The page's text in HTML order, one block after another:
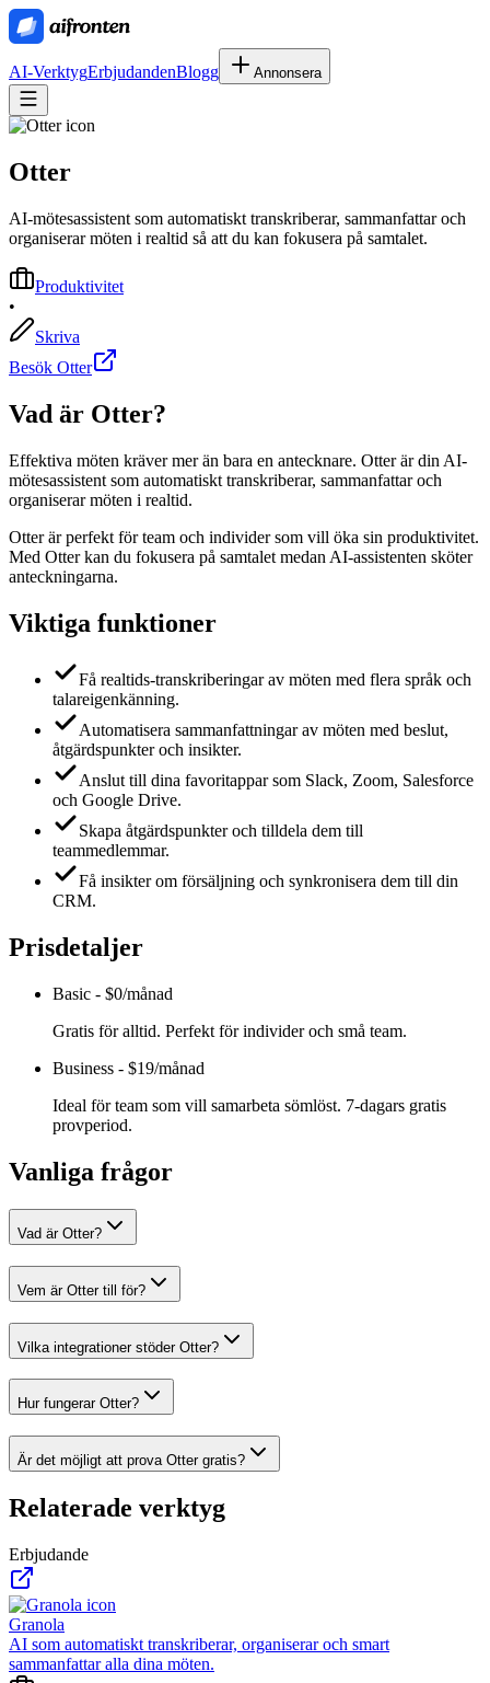
AI-VerktygErbjudandenBlogg Annonsera
Otter
AI-mötesassistent som automatiskt transkriberar, sammanfattar och
organiserar möten i realtid så att du kan fokusera på samtalet.
Produktivitet
•
Skriva
Besök Otter
Vad är Otter?
Effektiva möten kräver mer än bara en antecknare. Otter är din AI-
mötesassistent som automatiskt transkriberar, sammanfattar och
organiserar möten i realtid.
Otter är perfekt för team och individer som vill öka sin produktivitet.
Med Otter kan du fokusera på samtalet medan AI-assistenten sköter
anteckningarna.
Viktiga funktioner
Få realtids-transkriberingar av möten med flera språk och
talareigenkänning.
Automatisera sammanfattningar av möten med beslut,
åtgärdspunkter och insikter.
Anslut till dina favoritappar som Slack, Zoom, Salesforce
och Google Drive.
Skapa åtgärdspunkter och tilldela dem till
teammedlemmar.
Få insikter om försäljning och synkronisera dem till din
CRM.
Prisdetaljer
Basic - $0/månad
Gratis för alltid. Perfekt för individer och små team.
Business - $19/månad
Ideal för team som vill samarbeta sömlöst. 7-dagars gratis
provperiod.
Vanliga frågor
Vad är Otter?
Vem är Otter till för?
Vilka integrationer stöder Otter?
Hur fungerar Otter?
Är det möjligt att prova Otter gratis?
Relaterade verktyg
Erbjudande
Granola
AI som automatiskt transkriberar, organiserar och smart
sammanfattar alla dina möten.